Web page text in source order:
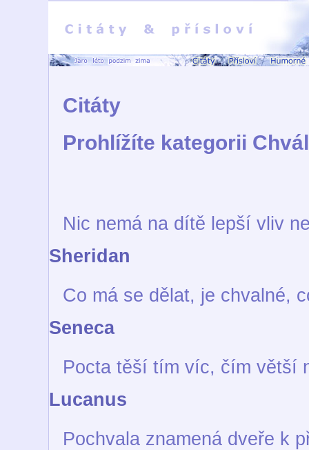
Citáty
Prohlížíte kategorii
Nic nemá na dítě lepší vliv
Sheridan
Co má se dělat, je chvalné,
Seneca
Pocta těší tím víc, čím větší
Lucanus
Pochvala znamená dveře k